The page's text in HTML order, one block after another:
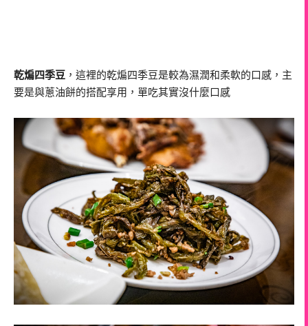
乾煸四季豆 ，這裡的乾煸四季豆是較為濕潤和柔軟的口感，主
要是與蔥油餅的搭配享用，單吃其實沒什麼口感